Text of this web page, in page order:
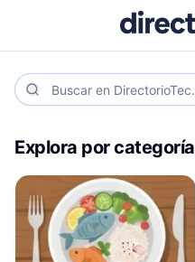
Explora por categoría